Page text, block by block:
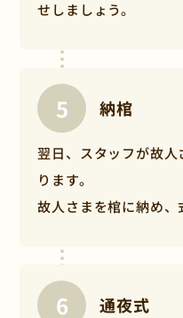
す。
【各プランの規定
100,000円（税込）
寝台車または霊柩
※地域によっては金
す。
せしましょう。
納棺
翌日、スタッフが故
ります。
故人さまを棺に納め、
通夜式